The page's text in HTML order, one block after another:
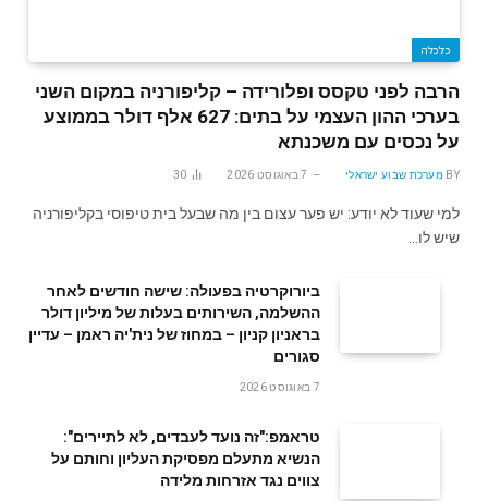
כלכלה
הרבה לפני טקסס ופלורידה – קליפורניה במקום השני
בערכי ההון העצמי על בתים: 627 אלף דולר בממוצע
על נכסים עם משכנתא
BY מערכת שבוע ישראלי 7 באוגוסט 2026 30
למי שעוד לא יודע: יש פער עצום בין מה שבעל בית טיפוסי בקליפורניה
שיש לו…
ביורוקרטיה בפעולה: שישה חודשים לאחר
ההשלמה, השירותים בעלות של מיליון דולר
בראניון קניון – במחוז של נית'יה ראמן – עדיין
סגורים
7 באוגוסט 2026
טראמפ:"זה נועד לעבדים, לא לתיירים":
הנשיא מתעלם מפסיקת העליון וחותם על
צווים נגד אזרחות מלידה